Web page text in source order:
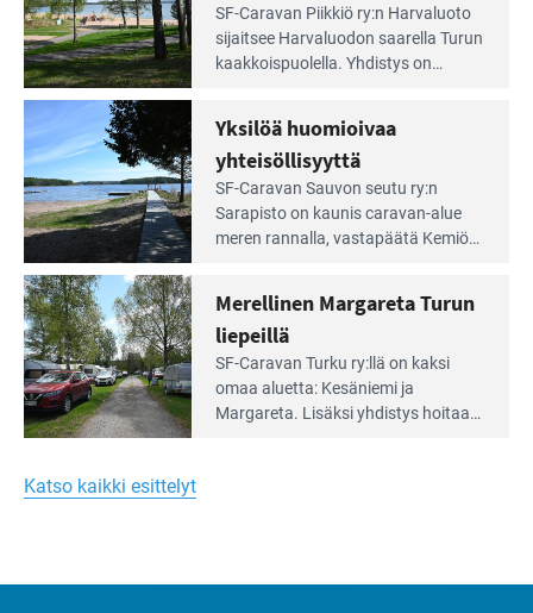
Lue
Leirintäoppaan
artikkeli:
Meren
äärellä
ja
vehreän
virkistysalueen
laidalla
SF-Caravan Piikkiö ry:n Harvaluoto
sijait­see Harvaluodon saarella Turun
kaakkois­puolella. Yhdistys on
virkistysalueesta.
Lue
Leirintäoppaan
artikkeli:
Yksilöä
huomioivaa
yhteisöllisyyttä
Yksilöä huomioivaa
yhteisöllisyyttä
SF-Caravan Sauvon seutu ry:n
Sarapisto on kaunis caravan-alue
meren rannalla, vasta­päätä Kemiön
kymmenen paikkaa ilman sähköä.
Lue
Leirintäoppaan
artikkeli:
Merellinen
Turun
liepeillä
Merellinen Margareta Turun
liepeillä
SF-Caravan Turku ry:llä on kaksi
omaa aluet­ta: Kesäniemi ja
Margareta. Lisäksi yhdis­tys hoitaa
Katso kaikki esittelyt